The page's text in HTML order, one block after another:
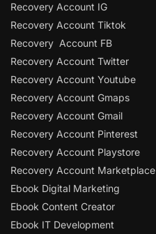
Recovery Account IG
Recovery Account Tiktok
Recovery Account FB
Recovery Account Twitter
Recovery Account Youtube
Recovery Account Gmaps
Recovery Account Gmail
Recovery Account Pinterest
Recovery Account Playstore
Recovery Account Marketplace
Ebook Digital Marketing
Ebook Content Creator
Ebook IT Development